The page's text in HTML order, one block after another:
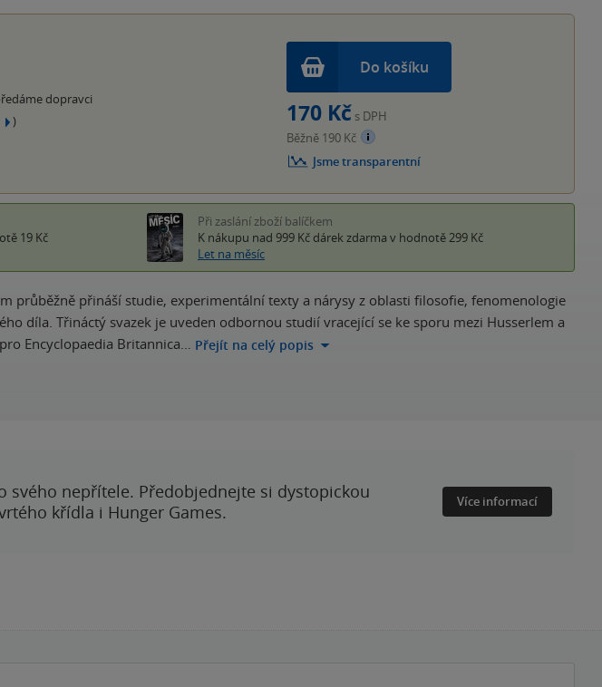
dopravci
)
Do košíku
170 Kč s DPH
Běžně 190 Kč
Jsme transparentní
19 Kč
Při zaslání zboží balíčkem
K nákupu nad 999 Kč dárek zdarma v hodnotě 299 Kč
Let na měsíc
průběžně přináší studie, experimentální texty a nárysy z oblasti filosofie, fenomenologie
díla. Třináctý svazek je uveden odbornou studií vracející se ke sporu mezi Husserlem a
Encyclopaedia Britannica… Přejít na celý popis
svého nepřítele. Předobjednejte si dystopickou
křídla i Hunger Games.
Více informací